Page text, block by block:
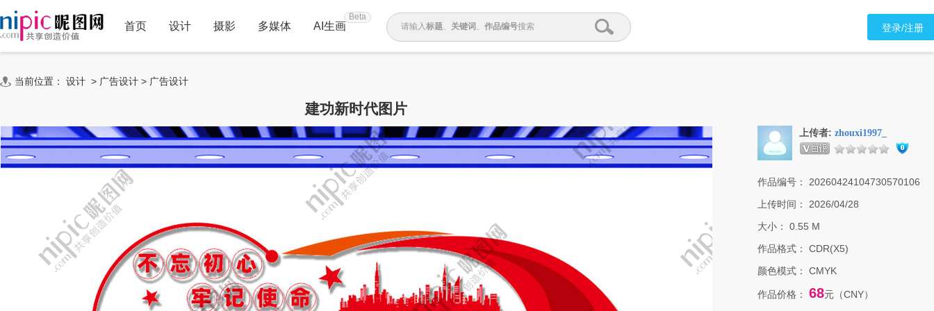
首页 设计 摄影 多媒体 AI生画
Beta
请输入标题、 关键词 、 作品编号搜索 登录/注册
当前位置： 设计 > 广告设计 > 广告设计
建功新时代图片
上传者: zhouxi1997_
作品编号：
20260424104730570106
上传时间：
2026/04/28
大小：
0.55 M
作品格式：
CDR(X5)
颜色模式：
CMYK
作品价格： 68元（CNY）